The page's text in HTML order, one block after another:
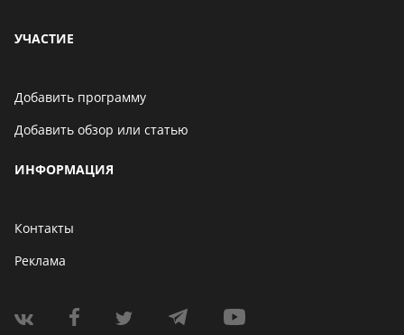
УЧАСТИЕ
Добавить программу
Добавить обзор или статью
ИНФОРМАЦИЯ
Контакты
Реклама